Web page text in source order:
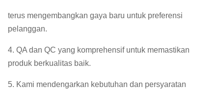
terus mengembangkan gaya baru untuk preferensi
pelanggan.
4. QA dan QC yang komprehensif untuk memastikan
produk berkualitas baik.
5. Kami mendengarkan kebutuhan dan persyaratan